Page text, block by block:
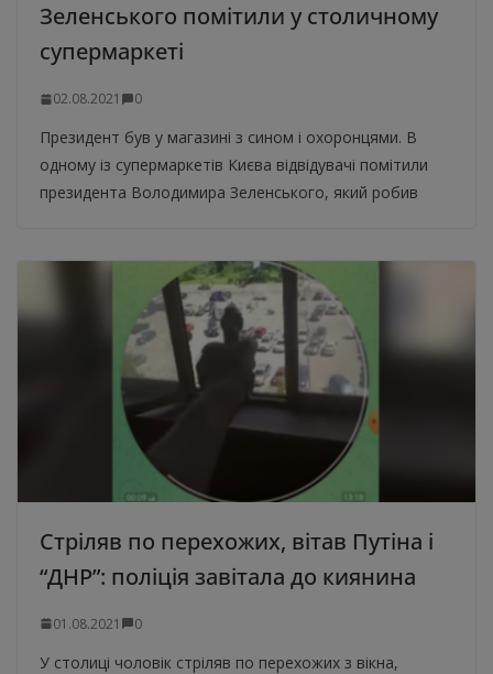
Зеленського помітили у столичному
супермаркеті
02.08.2021 0
Президент був у магазині з сином і охоронцями. В
одному із супермаркетів Києва відвідувачі помітили
президента Володимира Зеленського, який робив
Стріляв по перехожих, вітав Путіна і
“ДНР”: поліція завітала до киянина
01.08.2021 0
У столиці чоловік стріляв по перехожих з вікна,